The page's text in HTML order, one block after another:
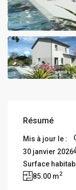
Résumé
Mis à jour le :
30 janvier 2026
Surface
85.00 m2